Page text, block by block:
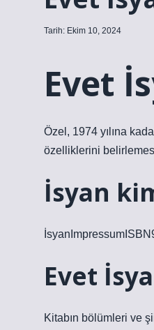
Tarih: Ekim 10, 2024
Evet
Özel, 1974 yılına
özelliklerini
İsyan
Evet
Kitabın bölümleri ve